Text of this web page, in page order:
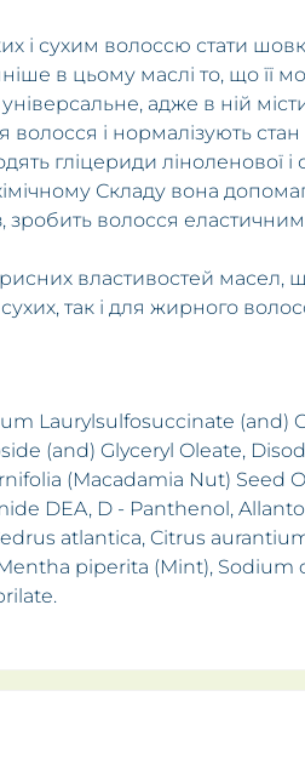
і сухим волоссю стати
в цьому маслі то, що її
адже в ній
і нормалізують
гліцериди ліноленової і
Складу вона
зробить волосся
властивостей масел,
так і для жирного
Laurylsulfosuccinate (and)
(and) Glyceryl Oleate,
(Macadamia Nut) Seed
DEA, D - Panthenol,
atlantica, Citrus
piperita (Mint), Sodium